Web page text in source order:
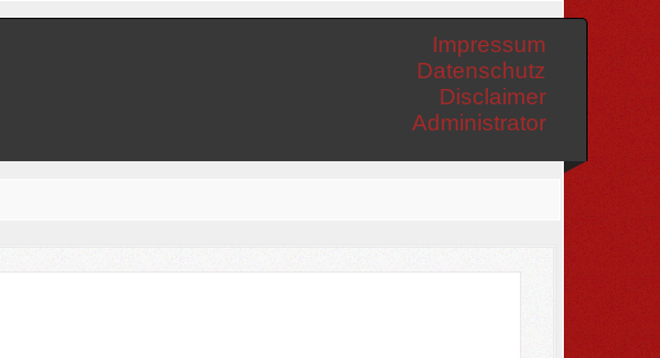
Impressum
Datenschutz
Disclaimer
Administrator